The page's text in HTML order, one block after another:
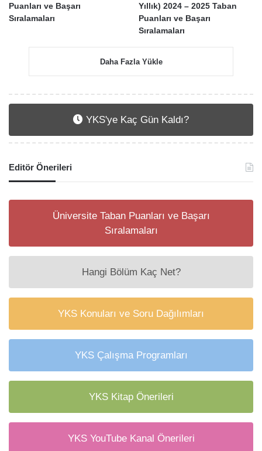
Puanları ve Başarı
Sıralamaları
Yıllık) 2024 – 2025 Taban
Puanları ve Başarı
Sıralamaları
Daha Fazla Yükle
YKS'ye Kaç Gün Kaldı?
Editör Önerileri
Üniversite Taban Puanları ve Başarı
Sıralamaları
Hangi Bölüm Kaç Net?
YKS Konuları ve Soru Dağılımları
YKS Çalışma Programları
YKS Kitap Önerileri
YKS YouTube Kanal Önerileri